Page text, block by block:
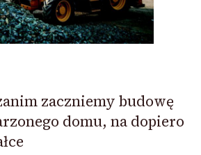
zaczniemy budowę
domu, na dopiero